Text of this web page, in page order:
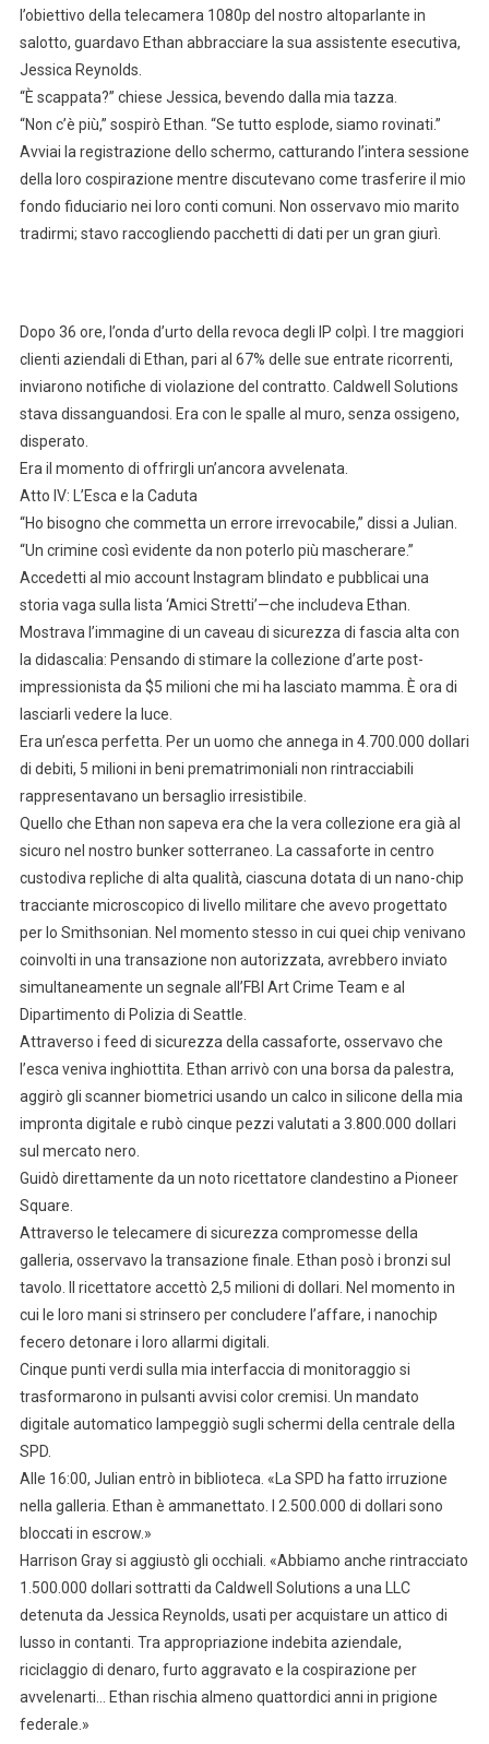
l’obiettivo della telecamera 1080p del nostro altoparlante in
salotto, guardavo Ethan abbracciare la sua assistente esecutiva,
Jessica Reynolds.
“È scappata?” chiese Jessica, bevendo dalla mia tazza.
“Non c’è più,” sospirò Ethan. “Se tutto esplode, siamo rovinati.”
Avviai la registrazione dello schermo, catturando l’intera sessione
della loro cospirazione mentre discutevano come trasferire il mio
fondo fiduciario nei loro conti comuni. Non osservavo mio marito
tradirmi; stavo raccogliendo pacchetti di dati per un gran giurì.
Dopo 36 ore, l’onda d’urto della revoca degli IP colpì. I tre maggiori
clienti aziendali di Ethan, pari al 67% delle sue entrate ricorrenti,
inviarono notifiche di violazione del contratto. Caldwell Solutions
stava dissanguandosi. Era con le spalle al muro, senza ossigeno,
disperato.
Era il momento di offrirgli un’ancora avvelenata.
Atto IV: L’Esca e la Caduta
“Ho bisogno che commetta un errore irrevocabile,” dissi a Julian.
“Un crimine così evidente da non poterlo più mascherare.”
Accedetti al mio account Instagram blindato e pubblicai una
storia vaga sulla lista ‘Amici Stretti’—che includeva Ethan.
Mostrava l’immagine di un caveau di sicurezza di fascia alta con
la didascalia: Pensando di stimare la collezione d’arte post-
impressionista da $5 milioni che mi ha lasciato mamma. È ora di
lasciarli vedere la luce.
Era un’esca perfetta. Per un uomo che annega in 4.700.000 dollari
di debiti, 5 milioni in beni prematrimoniali non rintracciabili
rappresentavano un bersaglio irresistibile.
Quello che Ethan non sapeva era che la vera collezione era già al
sicuro nel nostro bunker sotterraneo. La cassaforte in centro
custodiva repliche di alta qualità, ciascuna dotata di un nano-chip
tracciante microscopico di livello militare che avevo progettato
per lo Smithsonian. Nel momento stesso in cui quei chip venivano
coinvolti in una transazione non autorizzata, avrebbero inviato
simultaneamente un segnale all’FBI Art Crime Team e al
Dipartimento di Polizia di Seattle.
Attraverso i feed di sicurezza della cassaforte, osservavo che
l’esca veniva inghiottita. Ethan arrivò con una borsa da palestra,
aggirò gli scanner biometrici usando un calco in silicone della mia
impronta digitale e rubò cinque pezzi valutati a 3.800.000 dollari
sul mercato nero.
Guidò direttamente da un noto ricettatore clandestino a Pioneer
Square.
Attraverso le telecamere di sicurezza compromesse della
galleria, osservavo la transazione finale. Ethan posò i bronzi sul
tavolo. Il ricettatore accettò 2,5 milioni di dollari. Nel momento in
cui le loro mani si strinsero per concludere l’affare, i nanochip
fecero detonare i loro allarmi digitali.
Cinque punti verdi sulla mia interfaccia di monitoraggio si
trasformarono in pulsanti avvisi color cremisi. Un mandato
digitale automatico lampeggiò sugli schermi della centrale della
SPD.
Alle 16:00, Julian entrò in biblioteca. «La SPD ha fatto irruzione
nella galleria. Ethan è ammanettato. I 2.500.000 di dollari sono
bloccati in escrow.»
Harrison Gray si aggiustò gli occhiali. «Abbiamo anche rintracciato
1.500.000 dollari sottratti da Caldwell Solutions a una LLC
detenuta da Jessica Reynolds, usati per acquistare un attico di
lusso in contanti. Tra appropriazione indebita aziendale,
riciclaggio di denaro, furto aggravato e la cospirazione per
avvelenarti… Ethan rischia almeno quattordici anni in prigione
federale.»